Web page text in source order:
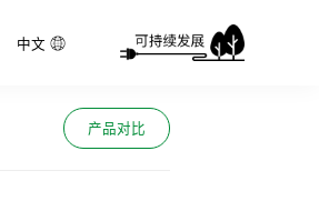
中文
产品对比